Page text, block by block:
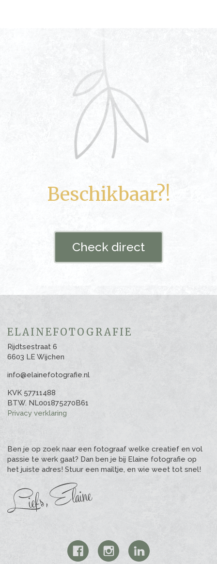
Beschikbaar?!
Check direct
ELAINEFOTOGRAFIE
Rijdtsestraat 6
6603 LE Wijchen
info@elainefotografie.nl
KVK 57711488
BTW. NL001875270B61
Privacy verklaring
Ben je op zoek naar een fotograaf welke creatief en vol
passie te werk gaat? Dan ben je bij Elaine fotografie op
het juiste adres! Stuur een mailtje, en wie weet tot snel!